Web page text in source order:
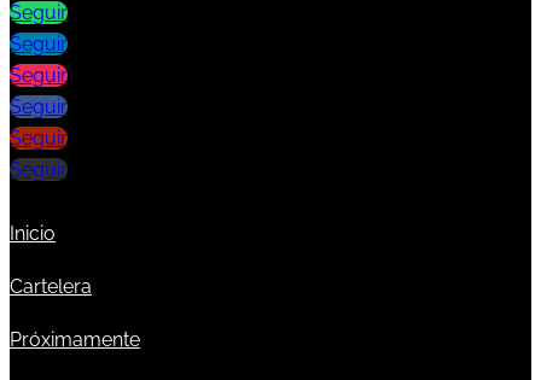
Seguir
Seguir
Seguir
Seguir
Seguir
Seguir
Inicio
Cartelera
Próximamente